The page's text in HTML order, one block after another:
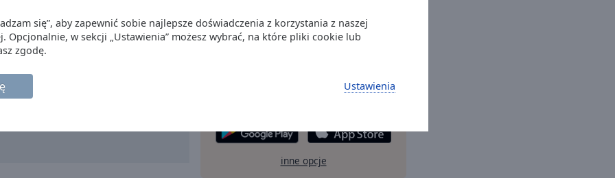
się”, aby zapewnić sobie najlepsze doświadczenia z korzystania z naszej
Opcjonalnie, w sekcji „Ustawienia” możesz wybrać, na które pliki cookie lub
zgodę.
Ustawienia
uliubionę stacji radiowe na żywo
inne opcje